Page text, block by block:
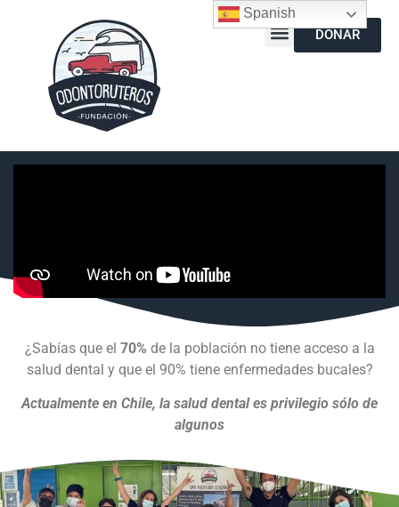
DONAR
¿Sabías que el 70% de la población no tiene acceso a la
salud dental y que el 90% tiene enfermedades bucales?
Actualmente en Chile, la salud dental es privilegio sólo de
algunos
Spanish